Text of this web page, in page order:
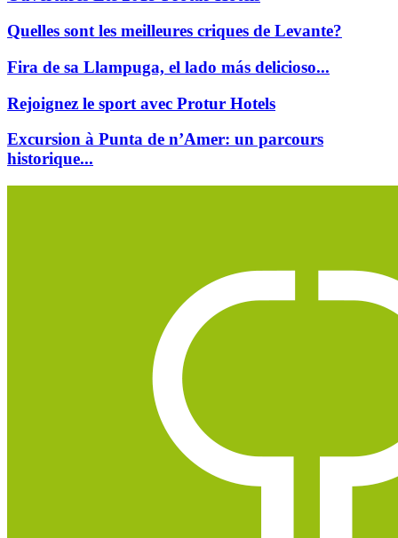
Quelles sont les meilleures criques de Levante?
Fira de sa Llampuga, el lado más delicioso...
Rejoignez le sport avec Protur Hotels
Excursion à Punta de n’Amer: un parcours
historique...